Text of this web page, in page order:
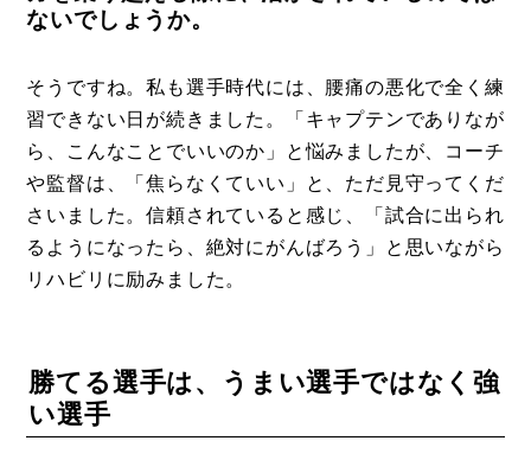
ないでしょうか。
そうですね。私も選手時代には、腰痛の悪化で全く練
習できない日が続きました。「キャプテンでありなが
ら、こんなことでいいのか」と悩みましたが、コーチ
や監督は、「焦らなくていい」と、ただ見守ってくだ
さいました。信頼されていると感じ、「試合に出られ
るようになったら、絶対にがんばろう」と思いながら
リハビリに励みました。
勝てる選手は、うまい選手ではなく強
い選手